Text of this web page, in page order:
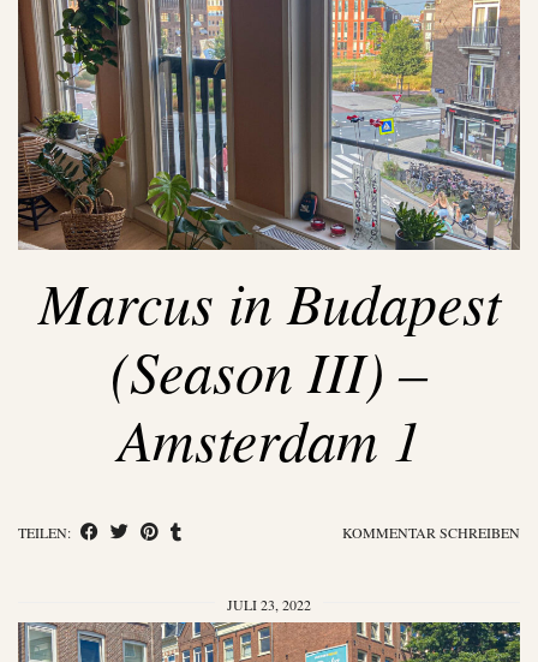
Marcus in Budapest
(Season III) –
Amsterdam 1
TEILEN: KOMMENTAR SCHREIBEN
JULI 23, 2022